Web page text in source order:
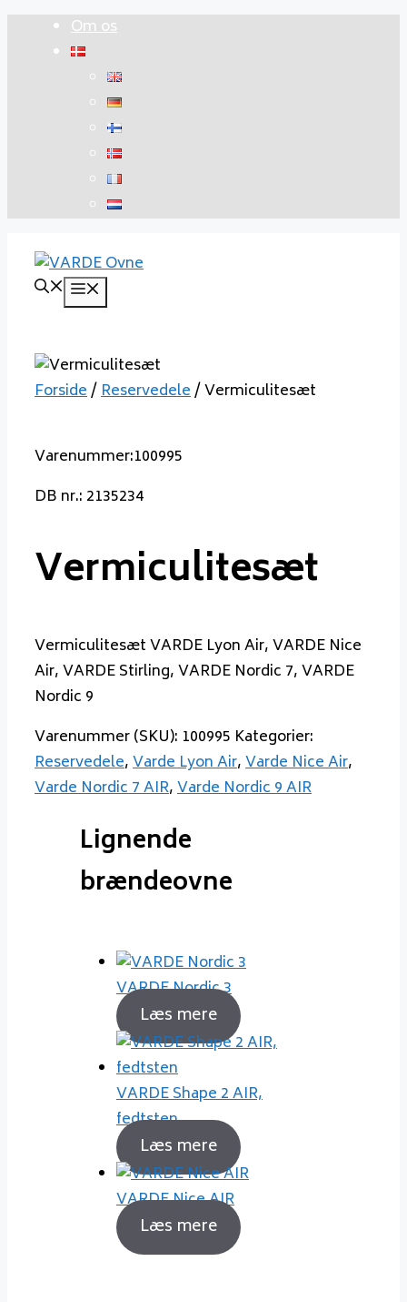
Om os
Forside/Reservedele/ Vermiculitesæt
Varenummer:100995
DB nr.: 2135234
Vermiculitesæt
Vermiculitesæt VARDE Lyon Air, VARDE Nice
Air, VARDE Stirling, VARDE Nordic 7, VARDE
Nordic 9
Varenummer (SKU): 100995 Kategorier:
Reservedele,Varde Lyon Air,Varde Nice Air,
Varde Nordic 7 AIR,Varde Nordic 9 AIR
Lignende
brændeovne
VARDE Nordic 3
Læs mere
VARDE Shape 2 AIR,
fedtsten
Læs mere
VARDE Nice AIR
Læs mere